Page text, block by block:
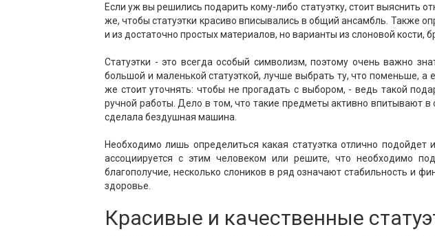
Если уж вы решились подарить кому-либо статуэтку, стоит выяснить
же, чтобы статуэтки красиво вписывались в общий ансамбль. Также
и из достаточно простых материалов, но варианты из слоновой кости,
Статуэтки - это всегда особый символизм, поэтому очень важно
большой и маленькой статуэткой, лучше выбрать ту, что поменьше,
же стоит уточнять: чтобы не прогадать с выбором, - ведь такой
ручной работы. Дело в том, что такие предметы активно впитывают
сделала бездушная машина.
Необходимо лишь определиться какая статуэтка отлично
ассоциируется с этим человеком или решите, что необходимо
благополучие, несколько слоников в ряд означают стабильность и
здоровье.
Красивые и качественные